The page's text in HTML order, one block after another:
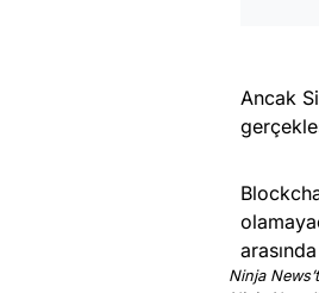
Ancak
Ninja